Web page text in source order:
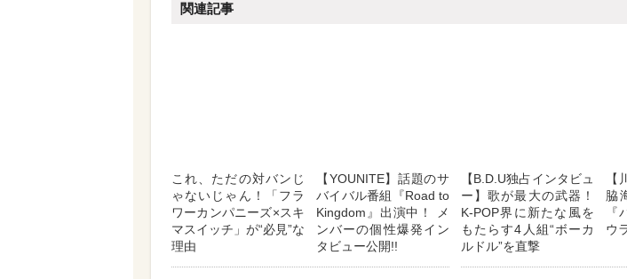
関連記事
これ、ただの対バンじ
ゃないじゃん！「フラ
ワーカンパニーズ×スキ
マスイッチ」が“必見”な
理由
【YOUNITE】話題のサ
バイバル番組『Road to
Kingdom』出演中！ メ
ンバーの個性爆発イン
タビュー公開!!
【B.D.U独占インタビュ
ー】歌が最大の武器！
K-POP界に新たな風を
もたらす4人組“ボーカ
ルドル”を直撃
脇
ウ